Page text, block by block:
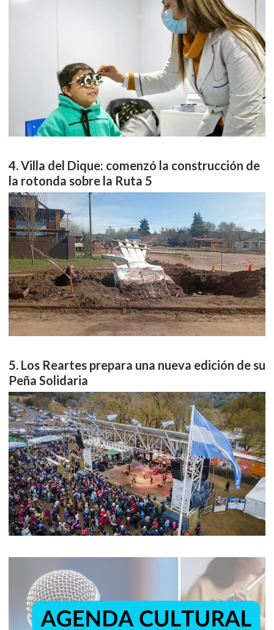
Villa del Dique: comenzó la construcción de
la rotonda sobre la Ruta 5
Los Reartes prepara una nueva edición de su
Peña Solidaria